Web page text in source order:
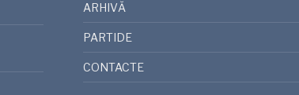
ARHIVĂ
PARTIDE
CONTACTE